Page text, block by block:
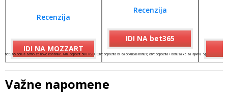
Recenzija
IDI NA MOZZART
Recenzija
IDI NA bet365
bet365 bonus samo za nove korisnike. Min. depozit 500 RSD. Obrt depozita x1 da otključaš bonus; obrt depozita + bonusa x5 za isplatu. Spinovi važe 7
Važne napomene